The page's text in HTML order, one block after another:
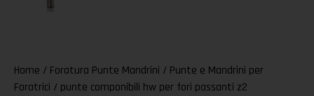
Home / Foratura Punte Mandrini / Punte e Mandrini per
Foratrici / punte componibili hw per fori passanti z2